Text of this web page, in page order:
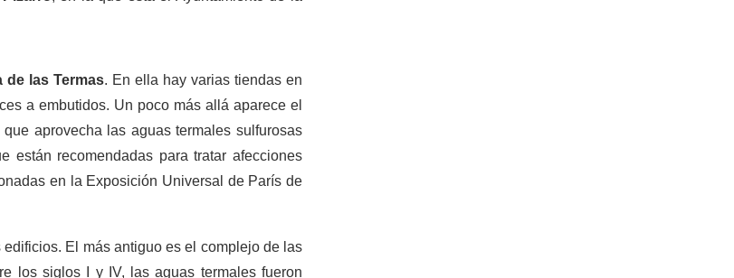
de las Termas. En ella hay varias tiendas en
a embutidos. Un poco más allá aparece el
aprovecha las aguas termales sulfurosas
están recomendadas para tratar afecciones
en la Exposición Universal de París de
El más antiguo es el complejo de las
los siglos I y IV, las aguas termales fueron